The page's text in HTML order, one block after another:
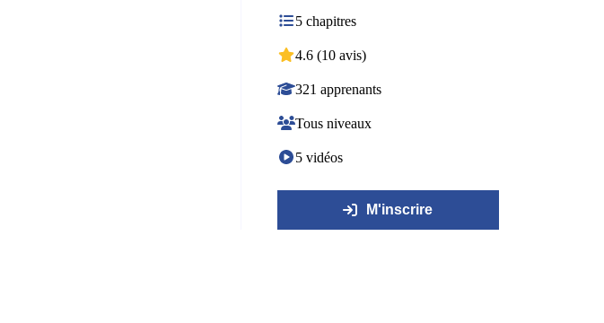
5 chapitres
4.6 (10 avis)
321 apprenants
Tous niveaux
5 vidéos
M'inscrire